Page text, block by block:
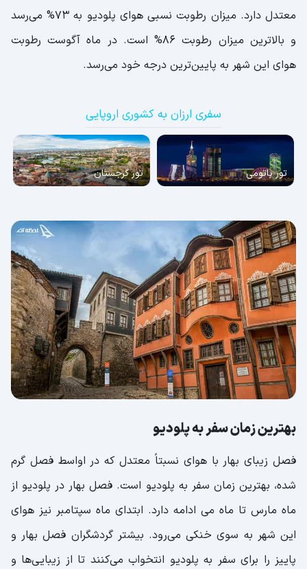
معتدل دارد. میزان رطوبت نسبی هوای پلودیو به 73% می‌رسد
و بالاترین میزان رطوبت 86% است. در ماه آگوست رطوبت
هوای این شهر به پایین‌ترین درجه خود می‌رسد.
سفری ارزان به کشوری اروپایی
تور باتومی تور گرجستان
بهترین زمان سفر به پلودیو
فصل زیبای بهار با هوای نسبتاً معتدل که در اواسط فصل گرم
شده، بهترین زمان سفر به پلودیو است. فصل بهار در پلودیو از
ماه مارس تا ماه می ادامه دارد. ابتدای ماه سپتامبر نیز هوای
این شهر به سوی خنکی می‌رود. بیشتر گردشگران فصل بهار و
پاییز را برای سفر به پلودیو انتخواب می‌کنند تا از زیبایی‌ها و